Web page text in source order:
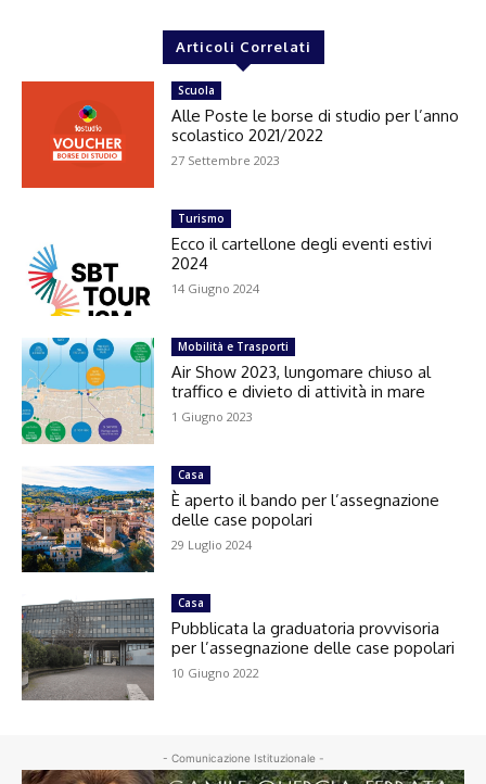
Articoli Correlati
Scuola
Alle Poste le borse di studio per l’anno
scolastico 2021/2022
27 Settembre 2023
Turismo
Ecco il cartellone degli eventi estivi
2024
14 Giugno 2024
Mobilità e Trasporti
Air Show 2023, lungomare chiuso al
traffico e divieto di attività in mare
1 Giugno 2023
Casa
È aperto il bando per l’assegnazione
delle case popolari
29 Luglio 2024
Casa
Pubblicata la graduatoria provvisoria
per l’assegnazione delle case popolari
10 Giugno 2022
- Comunicazione Istituzionale -